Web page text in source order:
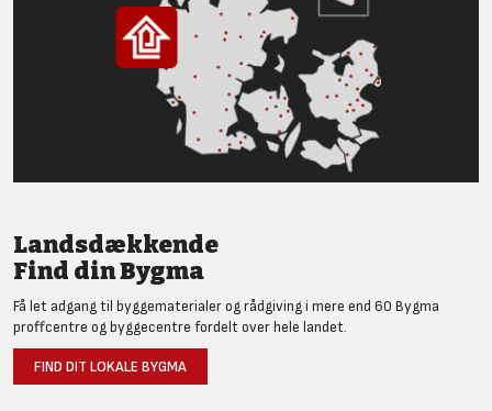
Landsdækkende
Find din Bygma
Få let adgang til byggematerialer og rådgiving i mere end 60 Bygma
proffcentre og byggecentre fordelt over hele landet.
FIND DIT LOKALE BYGMA